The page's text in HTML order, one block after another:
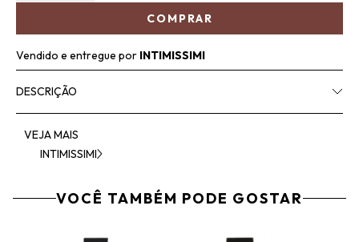
COMPRAR
Vendido e entregue por INTIMISSIMI
DESCRIÇÃO
VEJA MAIS
INTIMISSIMI
VOCÊ TAMBÉM PODE GOSTAR